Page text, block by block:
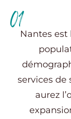
01Nantes est
services de
aurez